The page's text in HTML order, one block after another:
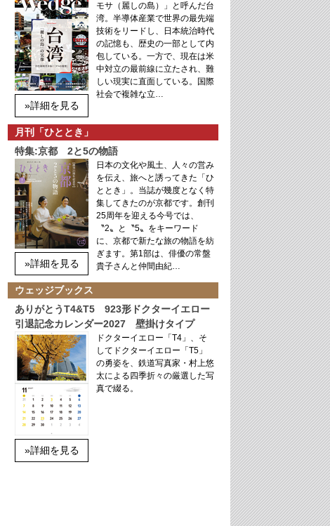
»詳細を見る
モサ（麗しの島）」と呼んだ台
湾。半導体産業で世界の最先端
技術をリードし、日本統治時代
の記憶も、歴史の一部として内
包している。一方で、現在は米
中対立の最前線に立たされ、難
しい現実に直面している。国際
社会で複雑な立…
月刊「ひととき」
特集:京都 2と5の物語
»詳細を見る
日本の文化や風土、人々の営み
を伝え、旅へと誘ってきた「ひ
ととき」。当誌が幾度となく特
集してきたのが京都です。創刊
25周年を迎える今号では、
〝2〟と〝5〟をキーワード
に、京都で新たな旅の物語を紡
ぎます。第1部は、俳優の常盤
貴子さんと仲間由紀…
ウェッジブックス
ありがとうT4&T5 923形ドクターイエロー
引退記念カレンダー2027 壁掛けタイプ
»詳細を見る
ドクターイエロー「T4」、そ
してドクターイエロー「T5」
の勇姿を、鉄道写真家・村上悠
太による四季折々の厳選した写
真で綴る。